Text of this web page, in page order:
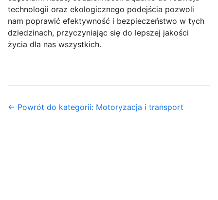
technologii oraz ekologicznego podejścia pozwoli
nam poprawić efektywność i bezpieczeństwo w tych
dziedzinach, przyczyniając się do lepszej jakości
życia dla nas wszystkich.
← Powrót do kategorii: Motoryzacja i transport